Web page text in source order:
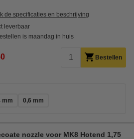
de specificaties en beschrijving
leverbaar
is maandag in huis
Bestellen
mm 0,6 mm
nozzle voor MK8 Hotend 1,75